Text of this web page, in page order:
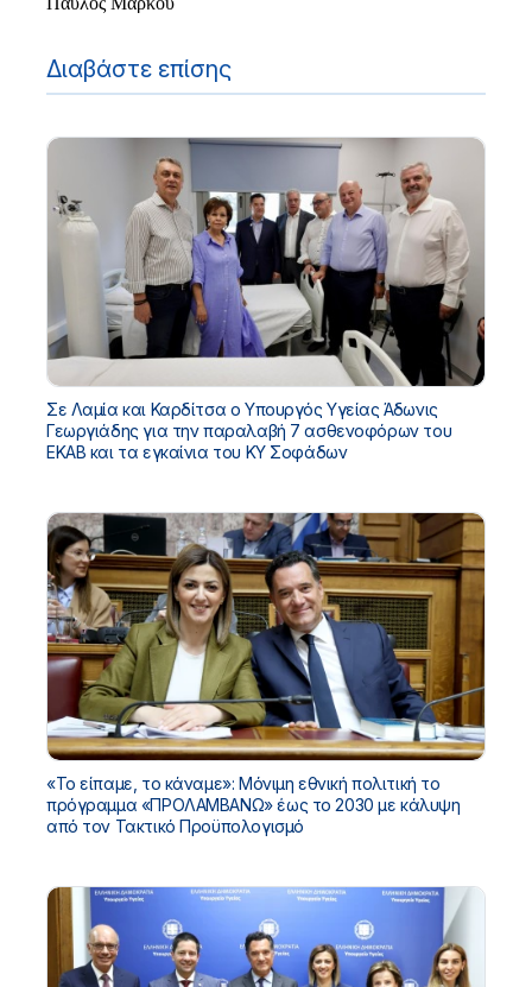
Διαβάστε επίσης
Σε Λαμία και Καρδίτσα ο Υπουργός Υγείας Άδωνις
Γεωργιάδης για την παραλαβή 7 ασθενοφόρων του
ΕΚΑΒ και τα εγκαίνια του ΚΥ Σοφάδων
«Το είπαμε, το κάναμε»: Μόνιμη εθνική πολιτική το
πρόγραμμα «ΠΡΟΛΑΜΒΑΝΩ» έως το 2030 με κάλυψη
από τον Τακτικό Προϋπολογισμό